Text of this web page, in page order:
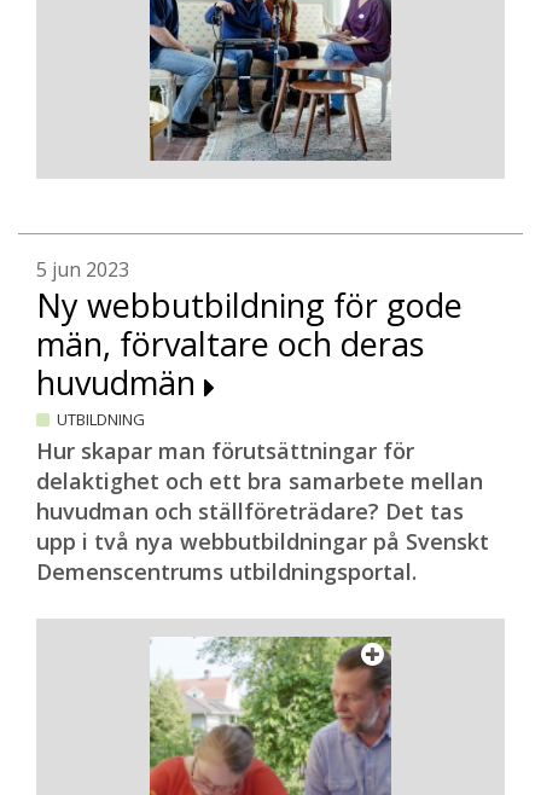
5 jun 2023
Ny webbutbildning för gode
män, förvaltare och deras
huvudmän
UTBILDNING
Hur skapar man förutsättningar för
delaktighet och ett bra samarbete mellan
huvudman och ställföreträdare? Det tas
upp i två nya webbutbildningar på Svenskt
Demenscentrums utbildningsportal.